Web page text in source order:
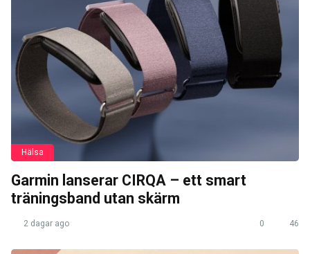
Hälsa
Garmin lanserar CIRQA – ett smart
träningsband utan skärm
2 dagar ago 0 46